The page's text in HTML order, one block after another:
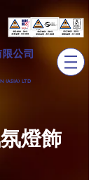
公司
(ASIA) LTD
燈飾